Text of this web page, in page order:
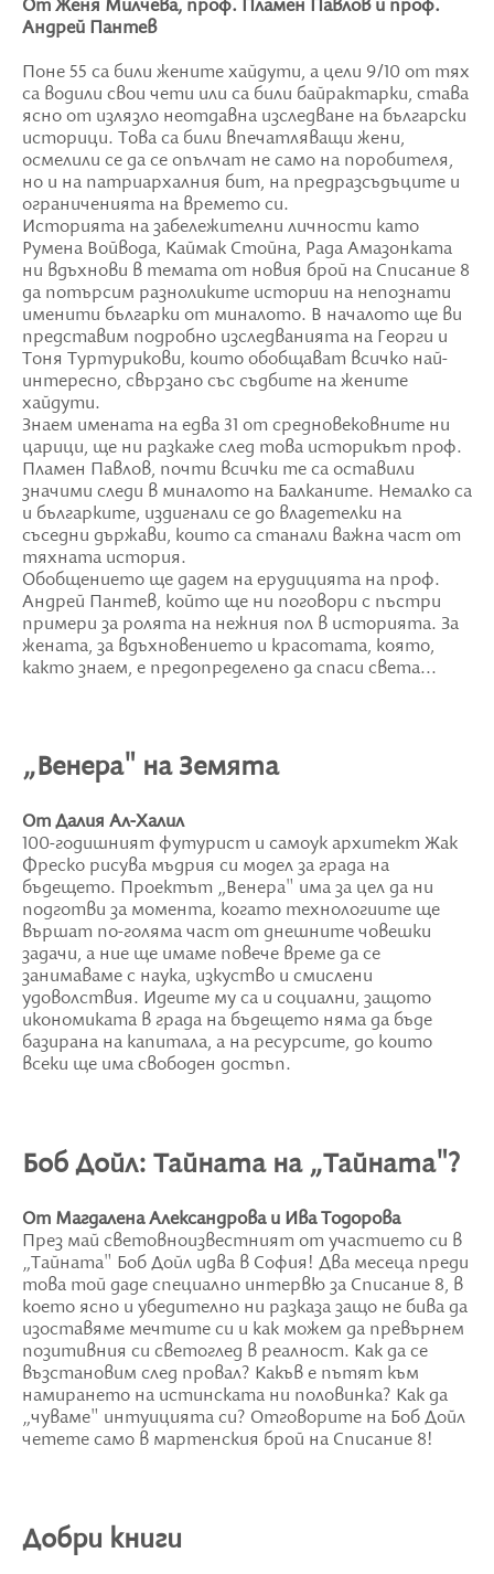
От Женя Милчева, проф. Пламен Павлов и проф.
Андрей Пантев
Поне 55 са били жените хайдути, а цели 9/10 от тях
са водили свои чети или са били байрактарки, става
ясно от излязло неотдавна изследване на български
историци. Това са били впечатляващи жени,
осмелили се да се опълчат не само на поробителя,
но и на патриархалния бит, на предразсъдъците и
ограниченията на времето си.
Историята на забележителни личности като
Румена Войвода, Каймак Стойна, Рада Амазонката
ни вдъхнови в темата от новия брой на Списание 8
да потърсим разноликите истории на непознати
именити българки от миналото. В началото ще ви
представим подробно изследванията на Георги и
Тоня Туртурикови, които обобщават всичко най-
интересно, свързано със съдбите на жените
хайдути.
Знаем имената на едва 31 от средновековните ни
царици, ще ни разкаже след това историкът проф.
Пламен Павлов, почти всички те са оставили
значими следи в миналото на Балканите. Немалко са
и българките, издигнали се до владетелки на
съседни държави, които са станали важна част от
тяхната история.
Обобщението ще дадем на ерудицията на проф.
Андрей Пантев, който ще ни поговори с пъстри
примери за ролята на нежния пол в историята. За
жената, за вдъхновението и красотата, която,
както знаем, е предопределено да спаси света...
„Венера" на Земята
От Далия Ал-Халил
100-годишният футурист и самоук архитект Жак
Фреско рисува мъдрия си модел за града на
бъдещето. Проектът „Венера" има за цел да ни
подготви за момента, когато технологиите ще
вършат по-голяма част от днешните човешки
задачи, а ние ще имаме повече време да се
занимаваме с наука, изкуство и смислени
удоволствия. Идеите му са и социални, защото
икономиката в града на бъдещето няма да бъде
базирана на капитала, а на ресурсите, до които
всеки ще има свободен достъп.
Боб Дойл: Тайната на „Тайната"?
От Магдалена Александрова и Ива Тодорова
През май световноизвестният от участието си в
„Тайната" Боб Дойл идва в София! Два месеца преди
това той даде специално интервю за Списание 8, в
което ясно и убедително ни разказа защо не бива да
изоставяме мечтите си и как можем да превърнем
позитивния си светоглед в реалност. Как да се
възстановим след провал? Какъв е пътят към
намирането на истинската ни половинка? Как да
„чуваме" интуицията си? Отговорите на Боб Дойл
четете само в мартенския брой на Списание 8!
Добри книги